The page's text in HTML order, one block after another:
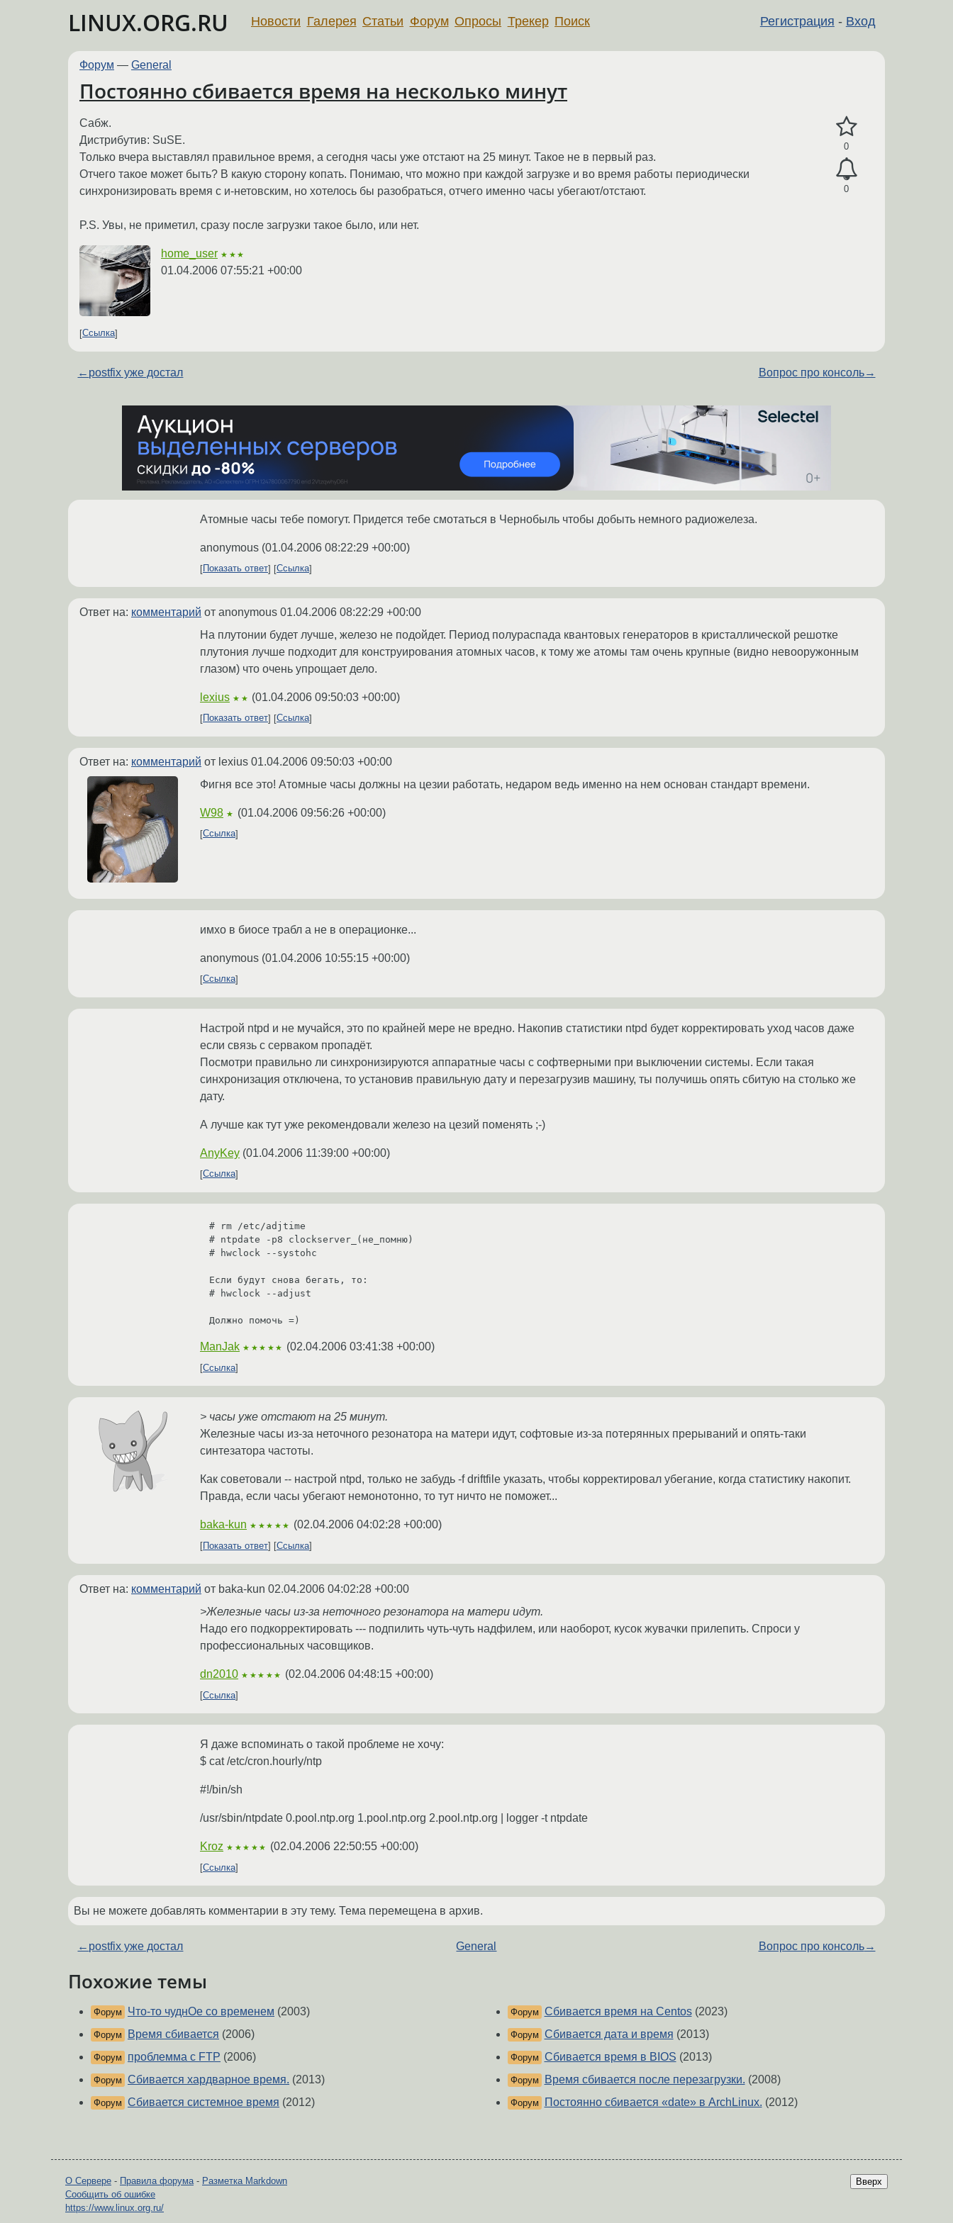
LINUX.ORG.RU Регистрация - Вход
Новости Галерея Статьи Форум Опросы Трекер Поиск
Форум — General
Постоянно сбивается время на несколько минут
0
0
Сабж.
Дистрибутив: SuSE.
Только вчера выставлял правильное время, а сегодня часы уже отстают на 25 минут. Такое не в первый раз.
Отчего такое может быть? В какую сторону копать. Понимаю, что можно при каждой загрузке и во время работы периодически
синхронизировать время с и-нетовским, но хотелось бы разобраться, отчего именно часы убегают/отстают.
P.S. Увы, не приметил, сразу после загрузки такое было, или нет.
home_user ★★★
01.04.2006 07:55:21 +00:00
Ссылка
← postfix уже достал Вопрос про консоль→
Атомные часы тебе помогут. Придется тебе смотаться в Чернобыль чтобы добыть немного радиожелеза.
anonymous (01.04.2006 08:22:29 +00:00)
Показать ответ Ссылка
Ответ на: комментарий от anonymous 01.04.2006 08:22:29 +00:00
На плутонии будет лучше, железо не подойдет. Период полураспада квантовых генераторов в кристаллической решотке
плутония лучше подходит для конструирования атомных часов, к тому же атомы там очень крупные (видно невооружонным
глазом) что очень упрощает дело.
lexius ★★ (01.04.2006 09:50:03 +00:00)
Показать ответ Ссылка
Ответ на: комментарий от lexius 01.04.2006 09:50:03 +00:00
Фигня все это! Атомные часы должны на цезии работать, недаром ведь именно на нем основан стандарт времени.
W98 ★ (01.04.2006 09:56:26 +00:00)
Ссылка
имхо в биосе трабл а не в операционке...
anonymous (01.04.2006 10:55:15 +00:00)
Ссылка
Настрой ntpd и не мучайся, это по крайней мере не вредно. Накопив статистики ntpd будет корректировать уход часов даже
если связь с серваком пропадёт.
Посмотри правильно ли синхронизируются аппаратные часы с софтверными при выключении системы. Если такая
синхронизация отключена, то установив правильную дату и перезагрузив машину, ты получишь опять сбитую на столько же
дату.
А лучше как тут уже рекомендовали железо на цезий поменять ;-)
AnyKey (01.04.2006 11:39:00 +00:00)
Ссылка
# rm /etc/adjtime
# ntpdate -p8 clockserver_(не_помню)
# hwclock --systohc
Если будут снова бегать, то:
# hwclock --adjust
Должно помочь =)
ManJak ★★★★★ (02.04.2006 03:41:38 +00:00)
Ссылка
> часы уже отстают на 25 минут.
Железные часы из-за неточного резонатора на матери идут, софтовые из-за потерянных прерываний и опять-таки
синтезатора частоты.
Как советовали -- настрой ntpd, только не забудь -f driftfile указать, чтобы корректировал убегание, когда статистику накопит.
Правда, если часы убегают немонотонно, то тут ничто не поможет...
baka-kun ★★★★★ (02.04.2006 04:02:28 +00:00)
Показать ответ Ссылка
Ответ на: комментарий от baka-kun 02.04.2006 04:02:28 +00:00
>Железные часы из-за неточного резонатора на матери идут.
Надо его подкорректировать --- подпилить чуть-чуть надфилем, или наоборот, кусок жувачки прилепить. Спроси у
профессиональных часовщиков.
dn2010 ★★★★★ (02.04.2006 04:48:15 +00:00)
Ссылка
Я даже вспоминать о такой проблеме не хочу:
$ cat /etc/cron.hourly/ntp
#!/bin/sh
/usr/sbin/ntpdate 0.pool.ntp.org 1.pool.ntp.org 2.pool.ntp.org | logger -t ntpdate
Kroz ★★★★★ (02.04.2006 22:50:55 +00:00)
Ссылка
Вы не можете добавлять комментарии в эту тему. Тема перемещена в архив.
← postfix уже достал General Вопрос про консоль→
Похожие темы
Форум Что-то чуднОе со временем (2003)
Форум Время сбивается (2006)
Форум проблемма с FTP (2006)
Форум Сбивается хардварное время. (2013)
Форум Сбивается системное время (2012)
Форум Сбивается время на Centos(2023)
Форум Сбивается дата и время (2013)
Форум Сбивается время в BIOS (2013)
Форум Время сбивается после перезагрузки. (2008)
Форум Постоянно сбивается «date» в ArchLinux. (2012)
Вверх
О Сервере - Правила форума - Разметка Markdown
Сообщить об ошибке
https://www.linux.org.ru/